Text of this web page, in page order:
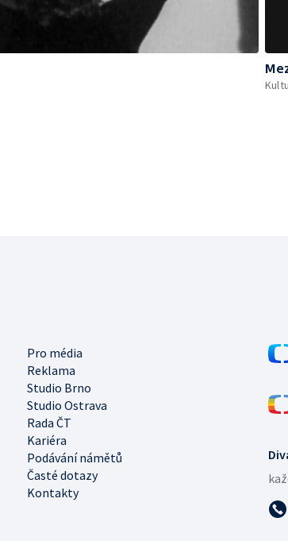
Pro média
Reklama
Studio Brno
Studio Ostrava
Rada ČT
Kariéra
Podávání námětů
Časté dotazy
Kontakty